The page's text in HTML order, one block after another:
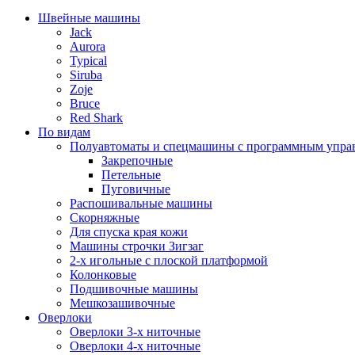
Швейные машины
Jack
Aurora
Typical
Siruba
Zoje
Bruce
Red Shark
По видам
Полуавтоматы и спецмашины с программным
Закрепочные
Петельные
Пуговичные
Распошивальные машины
Скорняжные
Для спуска края кожи
Машины строчки Зигзаг
2-х игольные с плоской платформой
Колонковые
Подшивочные машины
Мешкозашивочные
Оверлоки
Оверлоки 3-х ниточные
Оверлоки 4-х ниточные